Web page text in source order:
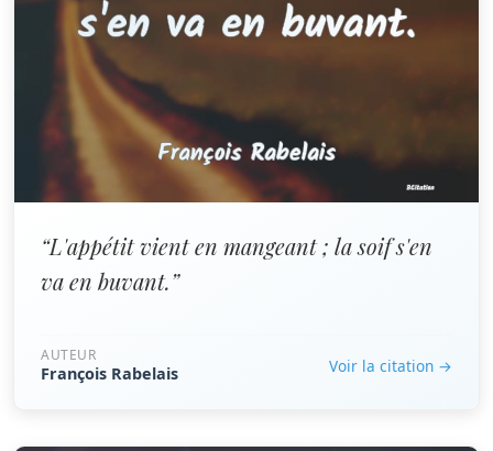
“L'appétit vient en mangeant ; la soif s'en
va en buvant.”
AUTEUR
François Rabelais Voir la citation →